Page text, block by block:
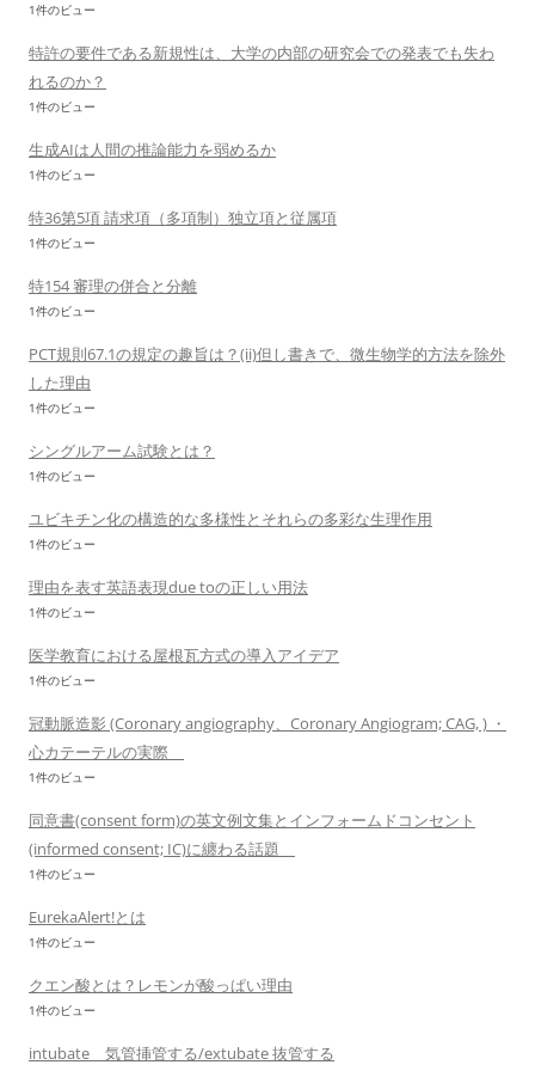
1件のビュー
特許の要件である新規性は、大学の内部の研究会での発表でも失わ
れるのか？
1件のビュー
生成AIは人間の推論能力を弱めるか
1件のビュー
特36第5項 請求項（多項制）独立項と従属項
1件のビュー
特154 審理の併合と分離
1件のビュー
PCT規則67.1の規定の趣旨は？(ii)但し書きで、微生物学的方法を除外
した理由
1件のビュー
シングルアーム試験とは？
1件のビュー
ユビキチン化の構造的な多様性とそれらの多彩な生理作用
1件のビュー
理由を表す英語表現due toの正しい用法
1件のビュー
医学教育における屋根瓦方式の導入アイデア
1件のビュー
冠動脈造影 (Coronary angiography、Coronary Angiogram; CAG, ) ・
心カテーテルの実際
1件のビュー
同意書(consent form)の英文例文集とインフォームドコンセント
(informed consent; IC)に纏わる話題
1件のビュー
EurekaAlert!とは
1件のビュー
クエン酸とは？レモンが酸っぱい理由
1件のビュー
intubate 気管挿管する/extubate 抜管する